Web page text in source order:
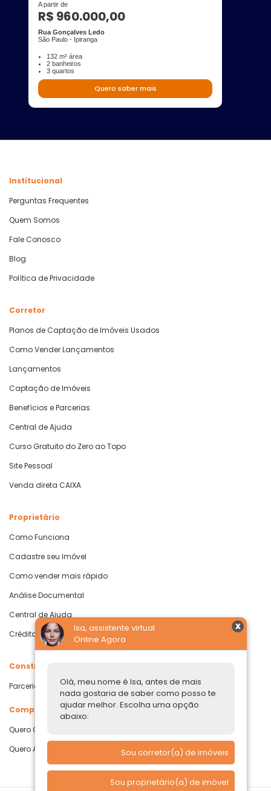
A partir de
R$ 960.000,00
Rua Gonçalves Ledo
São Paulo - Ipiranga
132 m² área
2 banheiros
3 quartos
Quero saber mais
Isa, assistente virtual
Online Agora
Olá, meu nome é Isa, antes de mais
nada gostaria de saber como posso te
ajudar melhor. Escolha uma opção
abaixo:
Sou corretor(a) de imóveis
Sou proprietário(a) de imóvel
Institucional
Perguntas Frequentes
Quem Somos
Fale Conosco
Blog
Política de Privacidade
Corretor
Planos de Captação de Imóveis Usados
Como Vender Lançamentos
Lançamentos
Captação de Imóveis
Benefícios e Parcerias
Central de Ajuda
Curso Gratuito do Zero ao Topo
Site Pessoal
Venda direta CAIXA
Proprietário
Como Funciona
Cadastre seu Imóvel
Como vender mais rápido
Análise Documental
Central de Ajuda
Crédito com Garantia de Imóvel
Construtoras
Parcerias Imobiliárias
Comprar ou alugar
Quero Comprar
Quero Alugar